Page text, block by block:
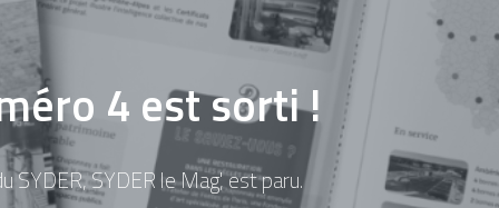
4 est sorti !
SYDER, SYDER le Mag', est paru.